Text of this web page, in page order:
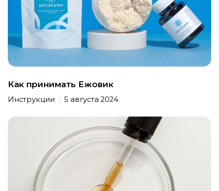
Как принимать Ежовик
Инструкции / 5 августа 2024